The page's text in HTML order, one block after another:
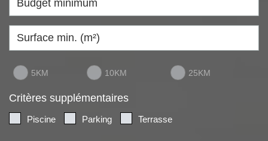
5KM 10KM 25KM
Critères supplémentaires
Piscine Parking Terrasse